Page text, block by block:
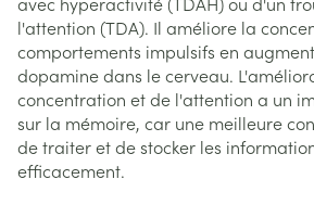
l'attention (TDA). Il améliore la
comportements impulsifs en
dopamine dans le cerveau.
concentration et de l'attention a un
sur la mémoire, car une meilleure
de traiter et de stocker les
efficacement.